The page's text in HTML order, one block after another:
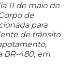
11 de maio de
de
para
de trânsito
BR-480, em